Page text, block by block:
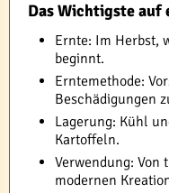
Das Wichtigste auf
Ernte: Im Herbst,
beginnt.
Erntemethode:
Beschädigungen
Lagerung: Kühl
Kartoffeln.
Verwendung:
modernen